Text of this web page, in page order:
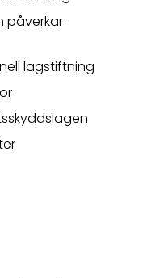
påverkar
lagstiftning